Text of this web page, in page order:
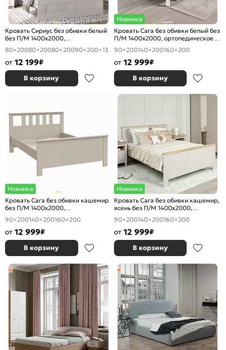
Кровать Сириус без обивки белый
без П/М 1400x2000,
ортопедическое основание,
изголовье жесткое
80×20080×20080×20090×200+13
от 12 199₽
В корзину
Новинка
Кровать Сага без обивки белый без
П/М 1400x2000, ортопедическое
основание, изголовье жесткое
90×200140×200160×200
от 12 999₽
В корзину
Новинка
Кровать Сага без обивки кашемир
без П/М 1400x2000,
ортопедическое основание,
изголовье жесткое
90×200140×200160×200
от 12 999₽
В корзину
Новинка
Кровать Сага без обивки кашемир,
ясень без П/М 1400x2000,
ортопедическое основание,
изголовье жесткое
90×200140×200160×200
от 12 999₽
В корзину